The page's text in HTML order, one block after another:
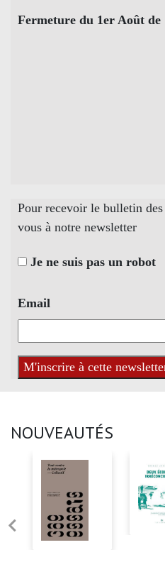
Fermeture du 1er Août de
Pour recevoir le bulletin
vous à notre newsletter
Je ne suis pas un robot
Email
NOUVEAUTÉS